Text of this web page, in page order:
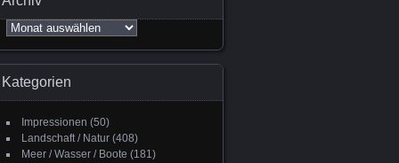
Archiv
Kategorien
Impressionen (50)
Landschaft / Natur (408)
Meer / Wasser / Boote (181)